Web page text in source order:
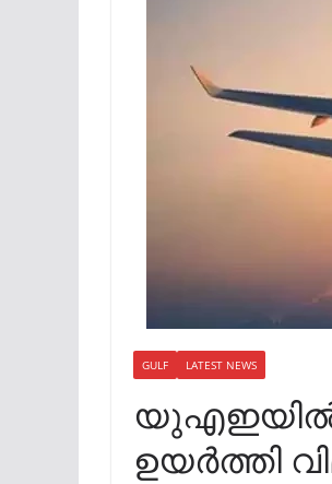
GULF LATEST NEWS
യുഎഇയില്‍
ഉയർത്തി